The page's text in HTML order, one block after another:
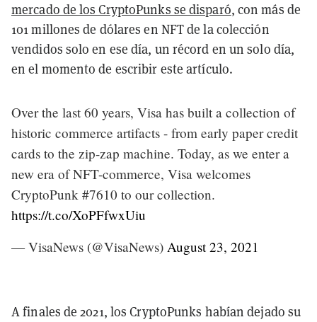
mercado de los CryptoPunks se disparó, con más de
101 millones de dólares en NFT de la colección
vendidos solo en ese día, un récord en un solo día,
en el momento de escribir este artículo.
Over the last 60 years, Visa has built a collection of
historic commerce artifacts - from early paper credit
cards to the zip-zap machine. Today, as we enter a
new era of NFT-commerce, Visa welcomes
CryptoPunk #7610 to our collection.
https://t.co/XoPFfwxUiu
— VisaNews (@VisaNews) August 23, 2021
A finales de 2021, los CryptoPunks habían dejado su